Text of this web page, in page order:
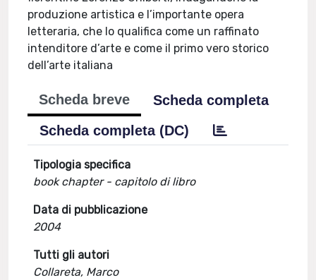
produzione artistica e l’importante opera
letteraria, che lo qualifica come un raffinato
intenditore d’arte e come il primo vero storico
dell’arte italiana
Scheda breve
Scheda completa
Scheda completa (DC)
Tipologia specifica
book chapter - capitolo di libro
Data di pubblicazione
2004
Tutti gli autori
Collareta, Marco